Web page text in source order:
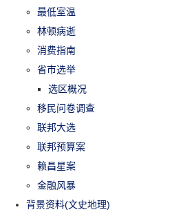
最低室温
林顿病逝
消费指南
省市选举
选区概况
移民问卷调查
联邦大选
联邦预算案
赖昌星案
金融风暴
背景资料(文史地理)